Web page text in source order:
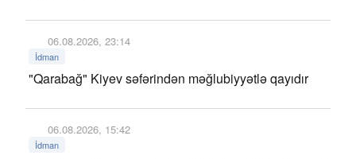
06.08.2026, 23:14
İdman
"Qarabağ" Kiyev səfərindən məğlubiyyətlə qayıdır
06.08.2026, 15:42
İdman